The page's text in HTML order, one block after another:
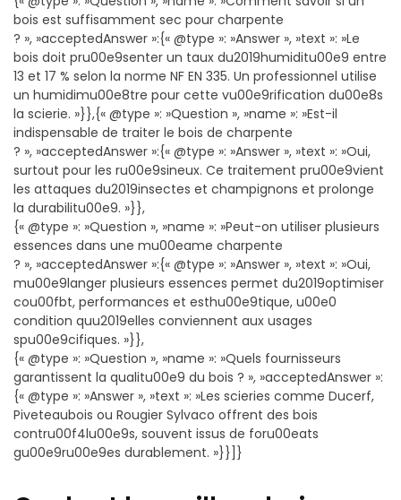
bois est suffisamment sec pour charpente
? », »acceptedAnswer »:{« @type »: »Answer », »text »: »Le
bois doit pru00e9senter un taux du2019humiditu00e9 entre
13 et 17 % selon la norme NF EN 335. Un professionnel utilise
un humidimu00e8tre pour cette vu00e9rification du00e8s
la scierie. »}},{« @type »: »Question », »name »: »Est-il
indispensable de traiter le bois de charpente
? », »acceptedAnswer »:{« @type »: »Answer », »text »: »Oui,
surtout pour les ru00e9sineux. Ce traitement pru00e9vient
les attaques du2019insectes et champignons et prolonge
la durabilitu00e9. »}},
{« @type »: »Question », »name »: »Peut-on utiliser plusieurs
essences dans une mu00eame charpente
? », »acceptedAnswer »:{« @type »: »Answer », »text »: »Oui,
mu00e9langer plusieurs essences permet du2019optimiser
cou00fbt, performances et esthu00e9tique, u00e0
condition quu2019elles conviennent aux usages
spu00e9cifiques. »}},
{« @type »: »Question », »name »: »Quels fournisseurs
garantissent la qualitu00e9 du bois ? », »acceptedAnswer »:
{« @type »: »Answer », »text »: »Les scieries comme Ducerf,
Piveteaubois ou Rougier Sylvaco offrent des bois
contru00f4lu00e9s, souvent issus de foru00eats
gu00e9ru00e9es durablement. »}}]}